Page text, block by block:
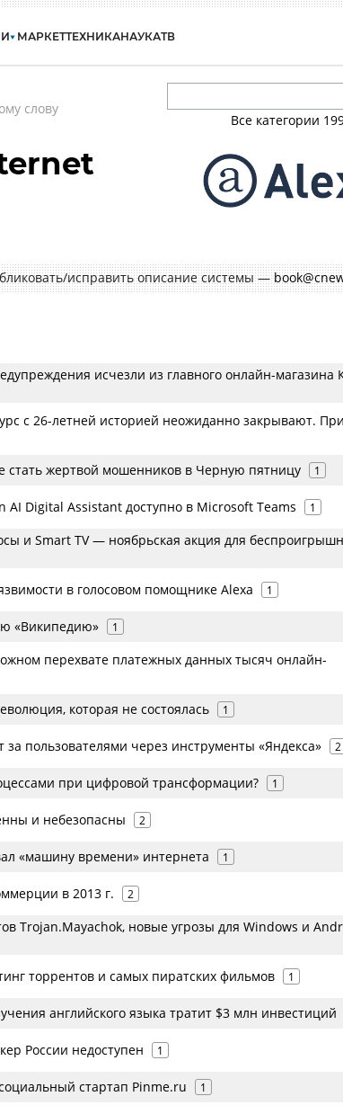
МАРКЕТТЕХНИКАНАУКАТВ
слову
Все категории
исправить описание системы —
исчезли из главного онлайн-магазина
с 26-летней историей неожиданно закрывают.
стать жертвой мошенников в Черную пятницу 1
Digital Assistant доступно в Microsoft Teams 1
и Smart TV — ноябрьская акция для
в голосовом помощнике Alexa 1
«Википедию» 1
перехвате платежных данных тысяч онлайн-
которая не состоялась 1
пользователями через инструменты «Яндекса» 2
при цифровой трансформации? 1
и небезопасны 2
«машину времени» интернета 1
в 2013 г. 2
Trojan.Mayachok, новые угрозы для Windows и
торрентов и самых пиратских фильмов 1
английского языка тратит $3 млн инвестиций
России недоступен 1
стартап Pinme.ru 1